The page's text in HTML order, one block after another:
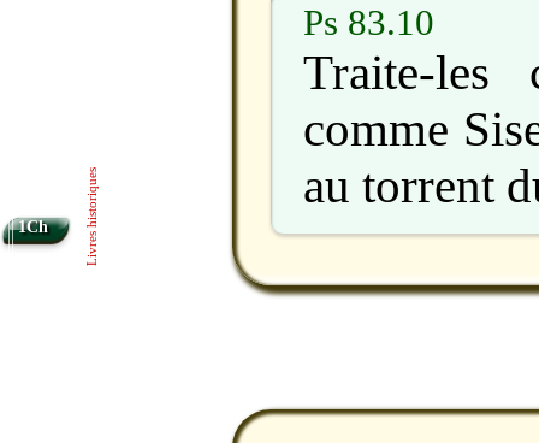
Ps 83.10
Traite-les
comme
au torrent
1Ch Livres historiques